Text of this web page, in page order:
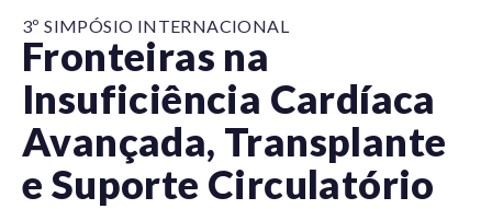
3º SIMPÓSIO INTERNACIONAL
Fronteiras na
Insuficiência Cardíaca
Avançada, Transplante
e Suporte Circulatório